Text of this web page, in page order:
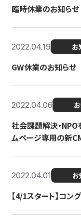
臨時休業のお知らせ
2022.04.19 お
GW休業のお知らせ
2022.04.06
社会課題解決・NPO
ムページ専用の新
2022.04.01 お
【4/1スタート】コン